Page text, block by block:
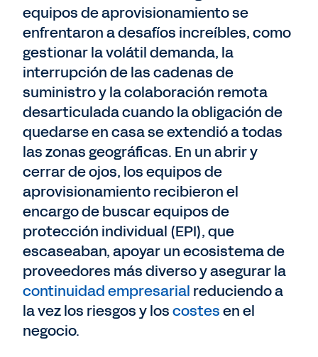
equipos de aprovisionamiento se
enfrentaron a desafíos increíbles, como
gestionar la volátil demanda, la
interrupción de las cadenas de
suministro y la colaboración remota
desarticulada cuando la obligación de
quedarse en casa se extendió a todas
las zonas geográficas. En un abrir y
cerrar de ojos, los equipos de
aprovisionamiento recibieron el
encargo de buscar equipos de
protección individual (EPI), que
escaseaban, apoyar un ecosistema de
proveedores más diverso y asegurar la
continuidad empresarial reduciendo a
la vez los riesgos y loscostesen el
negocio.